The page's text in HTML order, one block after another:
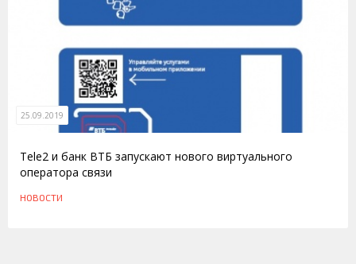
25.09.2019
Tele2 и банк ВТБ запускают нового виртуального
оператора связи
НОВОСТИ